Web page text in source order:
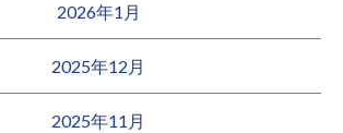
2026年1月
2025年12月
2025年11月